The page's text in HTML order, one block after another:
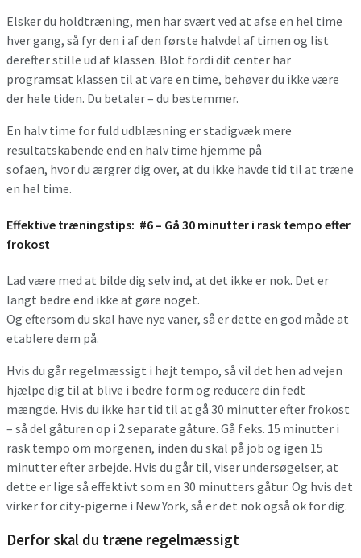
Elsker du holdtræning, men har svært ved at afse en hel time
hver gang, så fyr den i af den første halvdel af timen og list
derefter stille ud af klassen. Blot fordi dit center har
programsat klassen til at vare en time, behøver du ikke være
der hele tiden. Du betaler – du bestemmer.
En halv time for fuld udblæsning er stadigvæk mere
resultatskabende end en halv time hjemme på
sofaen, hvor du ærgrer dig over, at du ikke havde tid til at træne
en hel time.
Effektive træningstips: #6 – Gå 30 minutter i rask tempo efter
frokost
Lad være med at bilde dig selv ind, at det ikke er nok. Det er
langt bedre end ikke at gøre noget.
Og eftersom du skal have nye vaner, så er dette en god måde at
etablere dem på.
Hvis du går regelmæssigt i højt tempo, så vil det hen ad vejen
hjælpe dig til at blive i bedre form og reducere din fedt
mængde. Hvis du ikke har tid til at gå 30 minutter efter frokost
– så del gåturen op i 2 separate gåture. Gå f.eks. 15 minutter i
rask tempo om morgenen, inden du skal på job og igen 15
minutter efter arbejde. Hvis du går til, viser undersøgelser, at
dette er lige så effektivt som en 30 minutters gåtur. Og hvis det
virker for city-pigerne i New York, så er det nok også ok for dig.
Derfor skal du træne regelmæssigt